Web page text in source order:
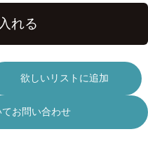
れる
欲しいリストに追加
お問い合わせ